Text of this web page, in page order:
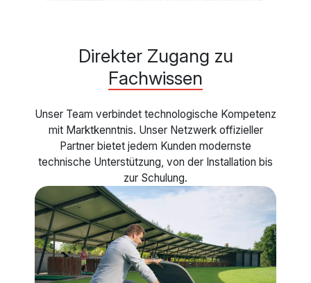
Direkter Zugang zu
Fachwissen
Unser Team verbindet technologische Kompetenz
mit Marktkenntnis. Unser Netzwerk offizieller
Partner bietet jedem Kunden modernste
technische Unterstützung, von der Installation bis
zur Schulung.